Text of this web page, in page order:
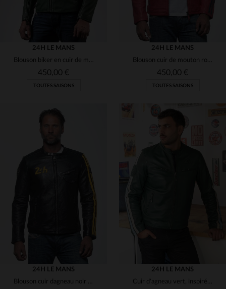
TAILLES DISPONIBLES
24H LE MANS
Blouson biker en cuir de mouton vert, souple et léger. Col motard.
450,00 €
TOUTES SAISONS
TAILLES DISPONIBLES
24H LE MANS
Blouson cuir de mouton rouge racing, inspiré des 24h du Mans.
450,00 €
TOUTES SAISONS
24H LE MANS
Blouson cuir dagneau noir style pilote de course Racing Mulsanne
24H LE MANS
Cuir d'agneau vert, inspiré des 24H du Mans.Style motard, intemporel.